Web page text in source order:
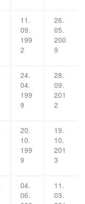
11.
09.
199
2
26.
05.
200
9
24.
04.
199
9
28.
09.
201
2
20.
10.
199
9
19.
10.
201
3
04.
06.
11.
03.